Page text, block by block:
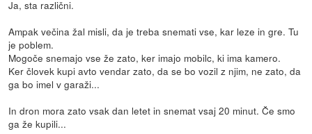
Ja, sta različni.
Ampak večina žal misli, da je treba snemati vse, kar leze in gre. Tu
je poblem.
Mogoče snemajo vse že zato, ker imajo mobilc, ki ima kamero.
Ker človek kupi avto vendar zato, da se bo vozil z njim, ne zato, da
ga bo imel v garaži...
In dron mora zato vsak dan letet in snemat vsaj 20 minut. Če smo
ga že kupili...